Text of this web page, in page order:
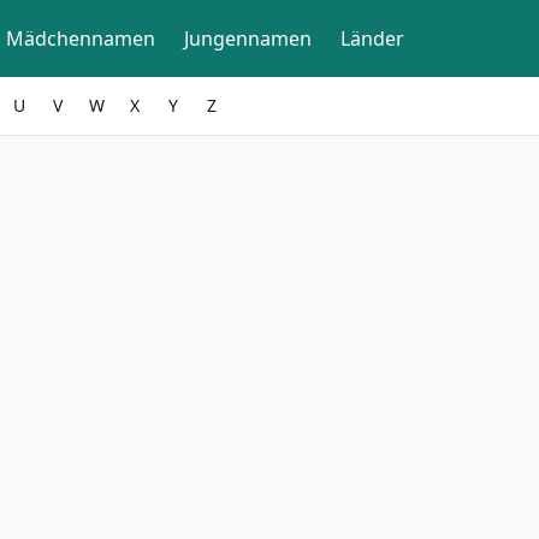
Mädchennamen Jungennamen Länder
U V W X Y Z